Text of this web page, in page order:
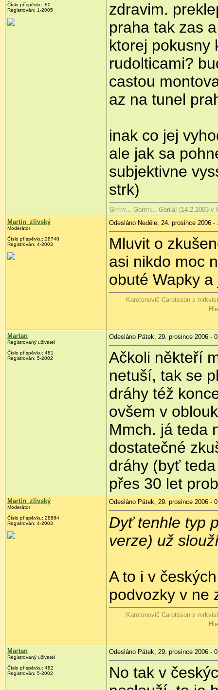
Číslo příspěvku: 80
Registrován: 1-2005
zdravim.
praha tak zas
ktorej pokusny
rudolticami?
castou
az na tunel
inak co jej
ale jak sa
subjektivne
strk)
Grrrrrr... Gorrrrr... Gorila! (14.2.2003
Martin_zlivský
Moderátor
Číslo příspěvku: 28740
Registrován: 4-2003
Odesláno Neděle, 24. prosince 2006 -
Mluvit o
asi nikdo moc
obuté Wapky
Karotenovič Carotsson s
Martan
Registrovaný uživatel
Číslo příspěvku: 481
Registrován: 5-2002
Odesláno Pátek, 29. prosince 2006 -
Ačkoli někteří
netuší, tak se
dráhy též
ovšem v
Mmch. já teda
dostatečné
dráhy (byť
přes 30 let
Martin_zlivský
Moderátor
Číslo příspěvku: 28864
Registrován: 4-2003
Odesláno Pátek, 29. prosince 2006 -
Dyť tenhle typ
verze) už
A to i v
podvozky v ne
Karotenovič Carotsson s
Martan
Registrovaný uživatel
Číslo příspěvku: 482
Registrován: 5-2002
Odesláno Pátek, 29. prosince 2006 -
No tak v